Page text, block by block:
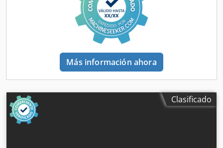
Más información ahora
Clasificado